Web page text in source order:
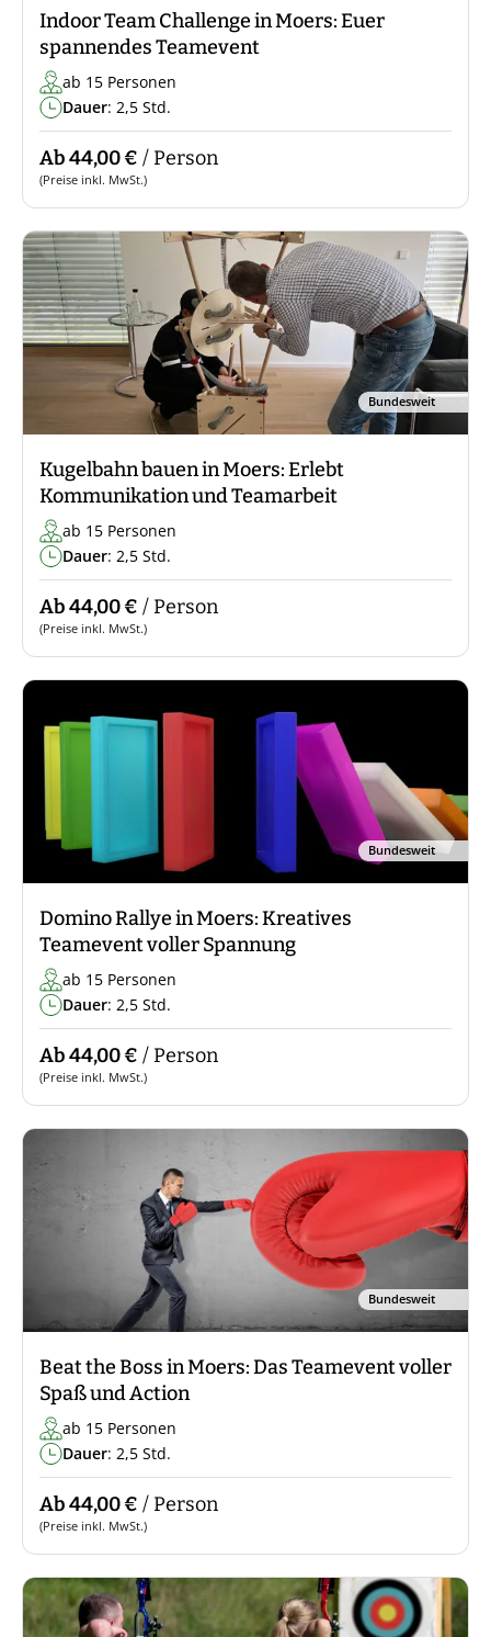
Indoor Team Challenge in Moers: Euer
spannendes Teamevent
ab 15 Personen
Dauer: 2,5 Std.
Ab 44,00 € / Person
(Preise inkl. MwSt.)
Bundesweit
Kugelbahn bauen in Moers: Erlebt
Kommunikation und Teamarbeit
ab 15 Personen
Dauer: 2,5 Std.
Ab 44,00 € / Person
(Preise inkl. MwSt.)
Bundesweit
Domino Rallye in Moers: Kreatives
Teamevent voller Spannung
ab 15 Personen
Dauer: 2,5 Std.
Ab 44,00 € / Person
(Preise inkl. MwSt.)
Bundesweit
Beat the Boss in Moers: Das Teamevent voller
Spaß und Action
ab 15 Personen
Dauer: 2,5 Std.
Ab 44,00 € / Person
(Preise inkl. MwSt.)